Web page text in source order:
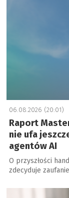
06.08.2026 (20:01)
Raport
nie ufa
agentów AI
O przyszłości
zdecyduje
a